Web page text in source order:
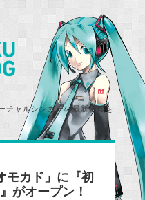
チャルシンガーの最新情報を
モカド」に『初
がオープン！